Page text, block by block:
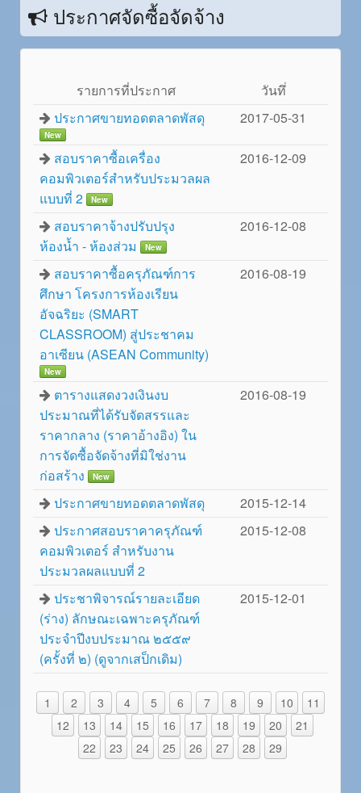
ประกาศจัดซื้อจัดจ้าง
รายการที่ประกาศ
วันทึ่
ประกาศขายทอดตลาดพัสดุ
New
2017-05-31
สอบราคาซื้อเครื่อง
คอมพิวเตอร์สำหรับประมวลผล
แบบที่ 2
New
2016-12-09
สอบราคาจ้างปรับปรุง
ห้องน้ำ - ห้องส่วม
New
2016-12-08
สอบราคาซื้อครุภัณฑ์การ
ศึกษา โครงการห้องเรียน
อัจฉริยะ (SMART
CLASSROOM) สู่ประชาคม
อาเซียน (ASEAN Community)
New
2016-08-19
ตารางแสดงวงเงินงบ
ประมาณที่ได้รับจัดสรรและ
ราคากลาง (ราคาอ้างอิง) ใน
การจัดซื้อจัดจ้างที่มิใช่งาน
ก่อสร้าง
New
2016-08-19
ประกาศขายทอดตลาดพัสดุ
2015-12-14
ประกาศสอบราคาครุภัณฑ์
คอมพิวเตอร์ สำหรับงาน
ประมวลผลแบบที่ 2
2015-12-08
ประชาพิจารณ์รายละเอียด
(ร่าง) ลักษณะเฉพาะครุภัณฑ์
ประจำปีงบประมาณ ๒๕๕๙
(ครั้งที่ ๒) (ดูจากเสป็กเดิม)
2015-12-01
1 2 3 4 5 6 7 8 9 10
11
12
13 14 15 16 17 18 19 20
21
22
23 24 25 26 27 28 29